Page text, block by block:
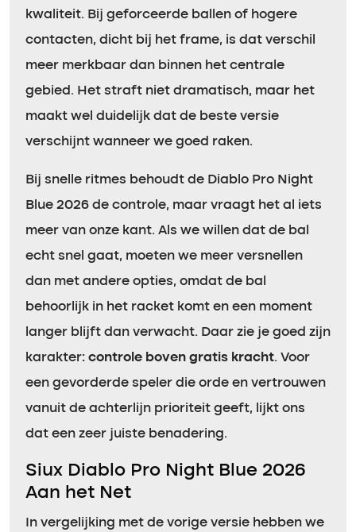
kwaliteit. Bij geforceerde ballen of hogere
contacten, dicht bij het frame, is dat verschil
meer merkbaar dan binnen het centrale
gebied. Het straft niet dramatisch, maar het
maakt wel duidelijk dat de beste versie
verschijnt wanneer we goed raken.
Bij snelle ritmes behoudt de Diablo Pro Night
Blue 2026 de controle, maar vraagt het al iets
meer van onze kant. Als we willen dat de bal
echt snel gaat, moeten we meer versnellen
dan met andere opties, omdat de bal
behoorlijk in het racket komt en een moment
langer blijft dan verwacht. Daar zie je goed zijn
karakter: controle boven gratis kracht. Voor
een gevorderde speler die orde en vertrouwen
vanuit de achterlijn prioriteit geeft, lijkt ons
dat een zeer juiste benadering.
Siux Diablo Pro Night Blue 2026
Aan het Net
In vergelijking met de vorige versie hebben we